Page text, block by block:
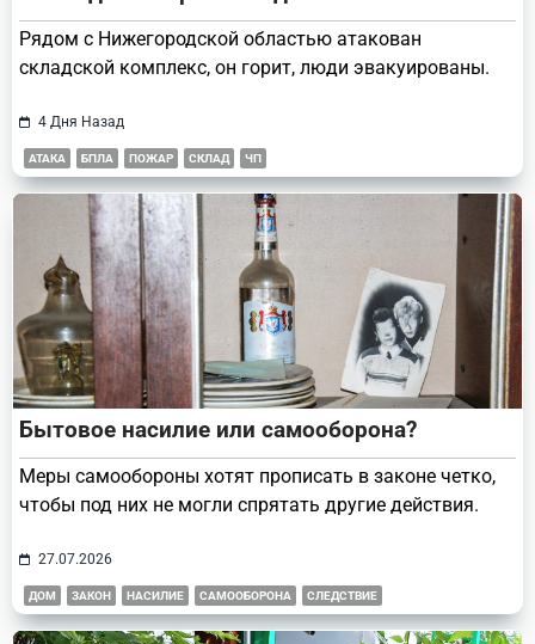
Рядом с Нижегородской областью атакован
складской комплекс, он горит, люди эвакуированы.
4 Дня Назад
АТАКА БПЛА ПОЖАР СКЛАД ЧП
Бытовое насилие или самооборона?
Меры самообороны хотят прописать в законе четко,
чтобы под них не могли спрятать другие действия.
27.07.2026
ДОМ ЗАКОН НАСИЛИЕ САМООБОРОНА СЛЕДСТВИЕ